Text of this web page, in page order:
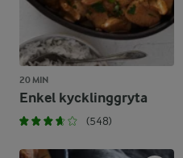
20 MIN
Enkel kycklinggryta
(548)